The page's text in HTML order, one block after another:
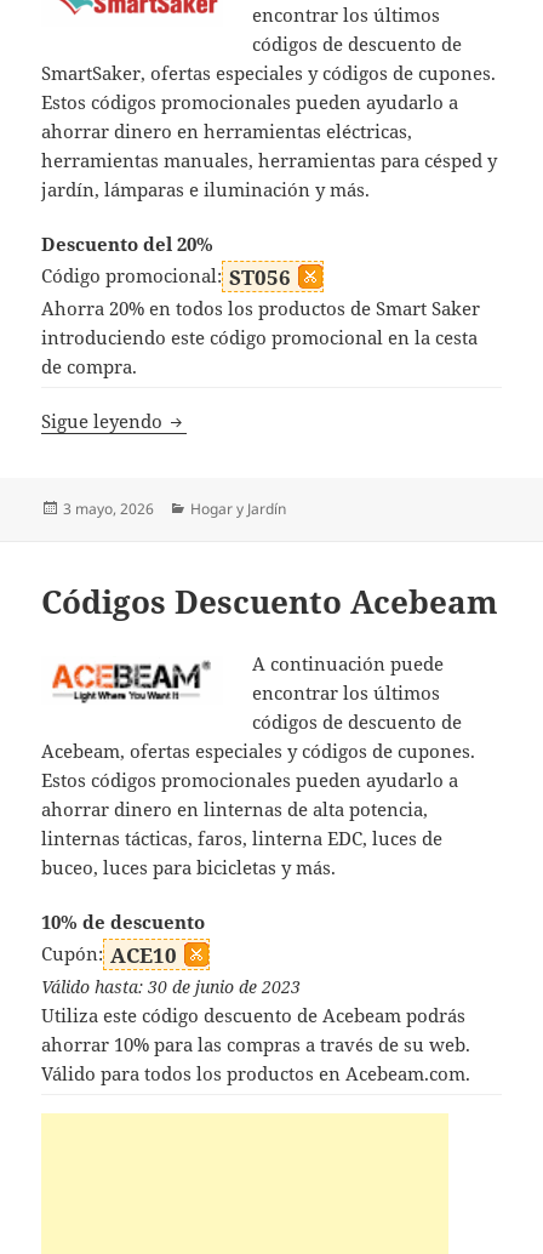
encontrar los últimos
códigos de descuento de
SmartSaker, ofertas especiales y códigos de cupones.
Estos códigos promocionales pueden ayudarlo a
ahorrar dinero en herramientas eléctricas,
herramientas manuales, herramientas para césped y
jardín, lámparas e iluminación y más.
Descuento del 20%
Código promocional: ST056
Ahorra 20% en todos los productos de Smart Saker
introduciendo este código promocional en la cesta
de compra.
Sigue leyendo Códigos Descuento SmartSaker
Publicado
3 mayo, 2026 Categorías
Hogar y Jardín
Códigos Descuento Acebeam
A continuación puede
encontrar los últimos
códigos de descuento de
Acebeam, ofertas especiales y códigos de cupones.
Estos códigos promocionales pueden ayudarlo a
ahorrar dinero en linternas de alta potencia,
linternas tácticas, faros, linterna EDC, luces de
buceo, luces para bicicletas y más.
10% de descuento
Cupón: ACE10
Válido hasta: 30 de junio de 2023
Utiliza este código descuento de Acebeam podrás
ahorrar 10% para las compras a través de su web.
Válido para todos los productos en Acebeam.com.